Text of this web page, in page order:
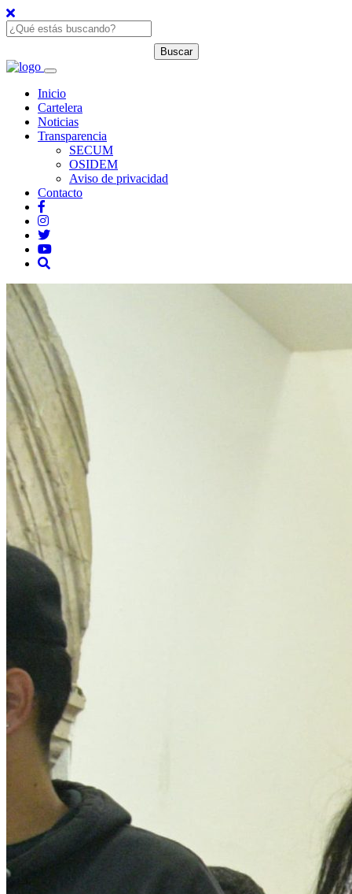
Inicio
Cartelera
Noticias
Transparencia
SECUM
OSIDEM
Aviso de privacidad
Contacto